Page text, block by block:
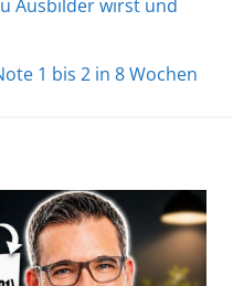
Ausbilder wirst und
1 bis 2 in 8 Wochen